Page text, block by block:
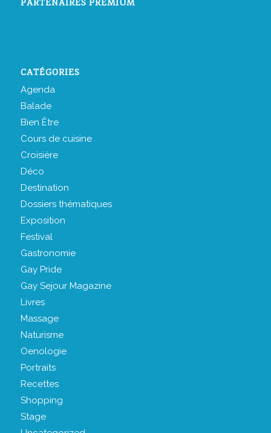
PARTENAIRES PREMIUM
CATÉGORIES
Agenda
Balade
Bien Être
Cours de cuisine
Croisière
Déco
Destination
Dossiers thématiques
Exposition
Festival
Gastronomie
Gay Pride
Gay Sejour Magazine
Livres
Massage
Naturisme
Oenologie
Portraits
Recettes
Shopping
Stage